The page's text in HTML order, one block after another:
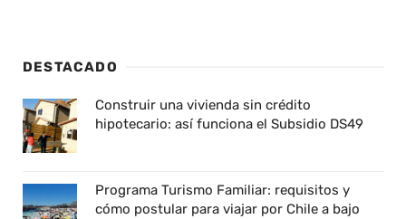
DESTACADO
Construir una vivienda sin crédito
hipotecario: así funciona el Subsidio DS49
Programa Turismo Familiar: requisitos y
cómo postular para viajar por Chile a bajo